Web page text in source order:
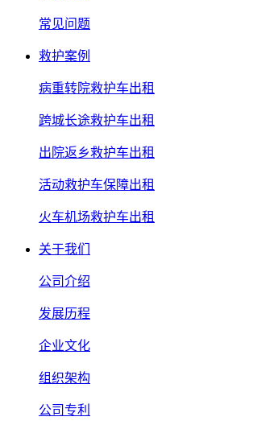
常见问题
救护案例
病重转院救护车出租
跨城长途救护车出租
出院返乡救护车出租
活动救护车保障出租
火车机场救护车出租
关于我们
公司介绍
发展历程
企业文化
组织架构
公司专利